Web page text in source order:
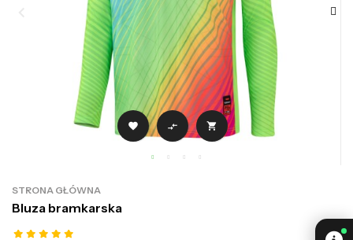
  
STRONA GŁÓWNA
Bluza bramkarska